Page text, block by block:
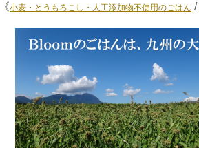
《小麦・とうもろこし・人工添加物不使用のごはん /